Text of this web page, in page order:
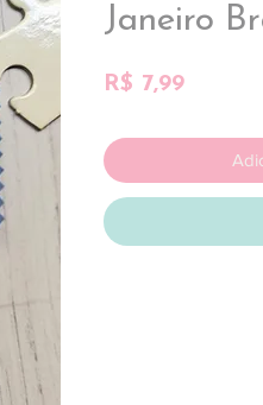
Janeiro
R$ 7,99Preço